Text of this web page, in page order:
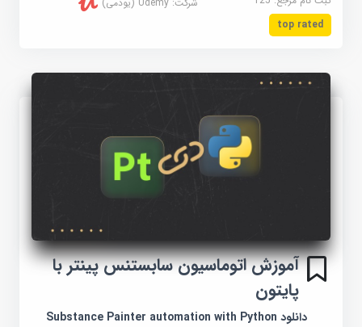
top rated
آموزش اتوماسیون سابستنس پینتر با
پایتون
دانلود Substance Painter automation with Python